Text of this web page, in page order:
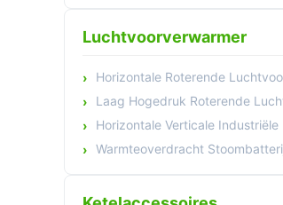
Luchtvoorverwarmer
Horizontale Roterende Luchtvoorverwarmer
Laag Hogedruk Roterende
Horizontale Verticale Industriële
Warmteoverdracht Stoombatterij